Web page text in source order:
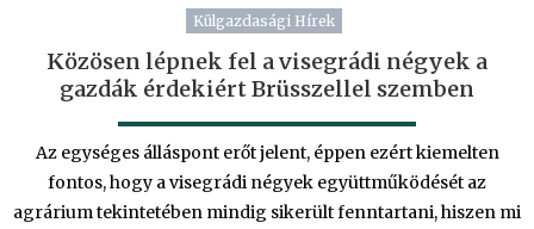
Külgazdasági Hírek
Közösen lépnek fel a visegrádi négyek a
gazdák érdekiért Brüsszellel szemben
Az egységes álláspont erőt jelent, éppen ezért kiemelten
fontos, hogy a visegrádi négyek együttműködését az
agrárium tekintetében mindig sikerült fenntartani, hiszen mi